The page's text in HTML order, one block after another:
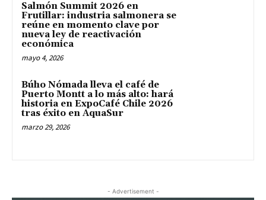
Salmón Summit 2026 en
Frutillar: industria salmonera se
reúne en momento clave por
nueva ley de reactivación
económica
mayo 4, 2026
Búho Nómada lleva el café de
Puerto Montt a lo más alto: hará
historia en ExpoCafé Chile 2026
tras éxito en AquaSur
marzo 29, 2026
- Advertisement -